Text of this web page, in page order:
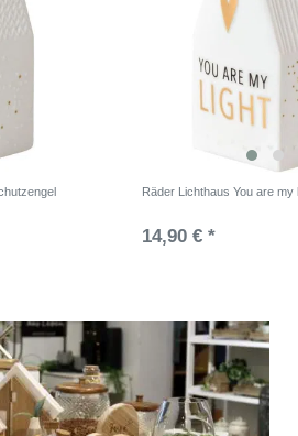
Räder Lichthaus You are my
14,90 € *